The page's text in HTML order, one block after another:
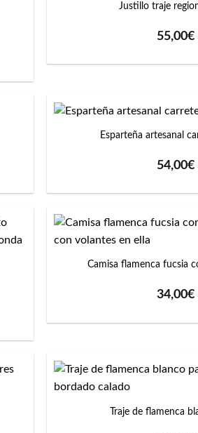
Justillo traje
55,00€
+
Esparteña artesanal
54,00€
Camisa flamenca fucsia
34,00€
+
Traje de flamenca